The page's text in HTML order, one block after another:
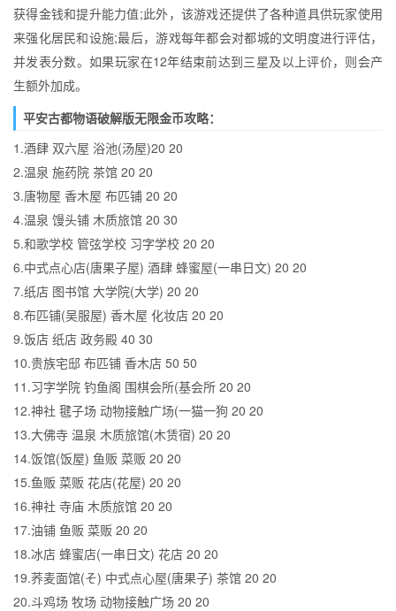
获得金钱和提升能力值;此外，该游戏还提供了各种道具供玩家使用
来强化居民和设施;最后，游戏每年都会对都城的文明度进行评估，
并发表分数。如果玩家在12年结束前达到三星及以上评价，则会产
生额外加成。
平安古都物语破解版无限金币攻略：
1.酒肆 双六屋 浴池(汤屋)20 20
2.温泉 施药院 茶馆 20 20
3.唐物屋 香木屋 布匹铺 20 20
4.温泉 馒头铺 木质旅馆 20 30
5.和歌学校 管弦学校 习字学校 20 20
6.中式点心店(唐果子屋) 酒肆 蜂蜜屋(一串日文) 20 20
7.纸店 图书馆 大学院(大学) 20 20
8.布匹铺(吴服屋) 香木屋 化妆店 20 20
9.饭店 纸店 政务殿 40 30
10.贵族宅邸 布匹铺 香木店 50 50
11.习字学院 钓鱼阁 围棋会所(基会所 20 20
12.神社 毽子场 动物接触广场(一猫一狗 20 20
13.大佛寺 温泉 木质旅馆(木赁宿) 20 20
14.饭馆(饭屋) 鱼贩 菜贩 20 20
15.鱼贩 菜贩 花店(花屋) 20 20
16.神社 寺庙 木质旅馆 20 20
17.油铺 鱼贩 菜贩 20 20
18.冰店 蜂蜜店(一串日文) 花店 20 20
19.荞麦面馆(そ) 中式点心屋(唐果子) 茶馆 20 20
20.斗鸡场 牧场 动物接触广场 20 20